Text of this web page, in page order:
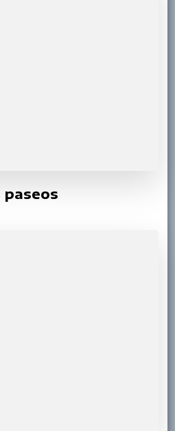
paseos